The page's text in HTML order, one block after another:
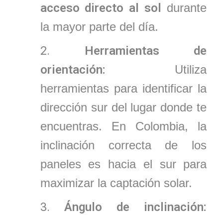
acceso directo al sol
durante
la mayor parte del día.
Herramientas de
orientación: Utiliza
herramientas para identificar la
dirección sur del lugar donde te
encuentras. En Colombia, la
inclinación correcta de los
paneles es hacia el sur para
maximizar la captación solar.
Ángulo de inclinación: